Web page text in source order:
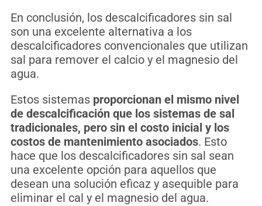
En conclusión, los descalcificadores sin sal
son una excelente alternativa a los
descalcificadores convencionales que utilizan
sal para remover el calcio y el magnesio del
agua.
Estos sistemas proporcionan el mismo nivel
de descalcificación que los sistemas de sal
tradicionales, pero sin el costo inicial y los
costos de mantenimiento asociados. Esto
hace que los descalcificadores sin sal sean
una excelente opción para aquellos que
desean una solución eficaz y asequible para
eliminar el cal y el magnesio del agua.